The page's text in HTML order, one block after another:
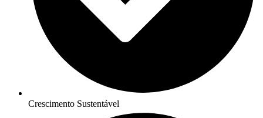
Crescimento Sustentável